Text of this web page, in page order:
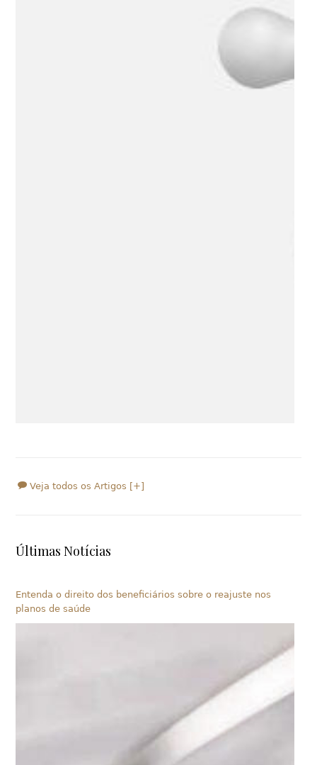
Veja todos os Artigos [+]
Últimas Notícias
Entenda o direito dos beneficiários sobre o reajuste nos
planos de saúde